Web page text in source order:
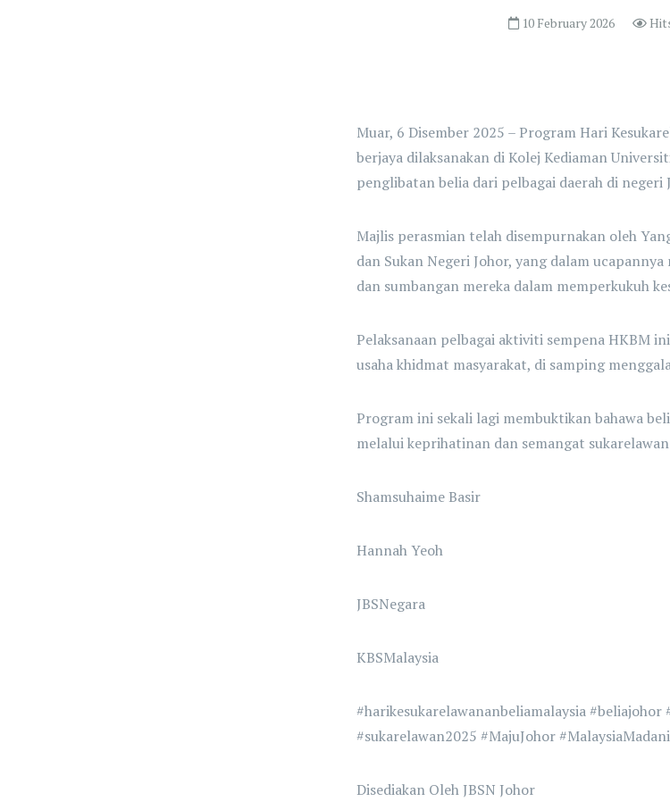
10 February 2026
Muar, 6 Disember 2025 – Program Hari
berjaya dilaksanakan di Kolej Kediaman
penglibatan belia dari pelbagai daerah di negeri
Majlis perasmian telah disempurnakan oleh
dan Sukan Negeri Johor, yang dalam
dan sumbangan mereka dalam memperkukuh
Pelaksanaan pelbagai aktiviti sempena HKBM
usaha khidmat masyarakat, di samping
Program ini sekali lagi membuktikan bahawa
melalui keprihatinan dan semangat
Shamsuhaime Basir
Hannah Yeoh
JBSNegara
KBSMalaysia
#harikesukarelawananbeliamalaysia
#sukarelawan2025 #MajuJohor #MalaysiaMadani
Disediakan Oleh JBSN Johor